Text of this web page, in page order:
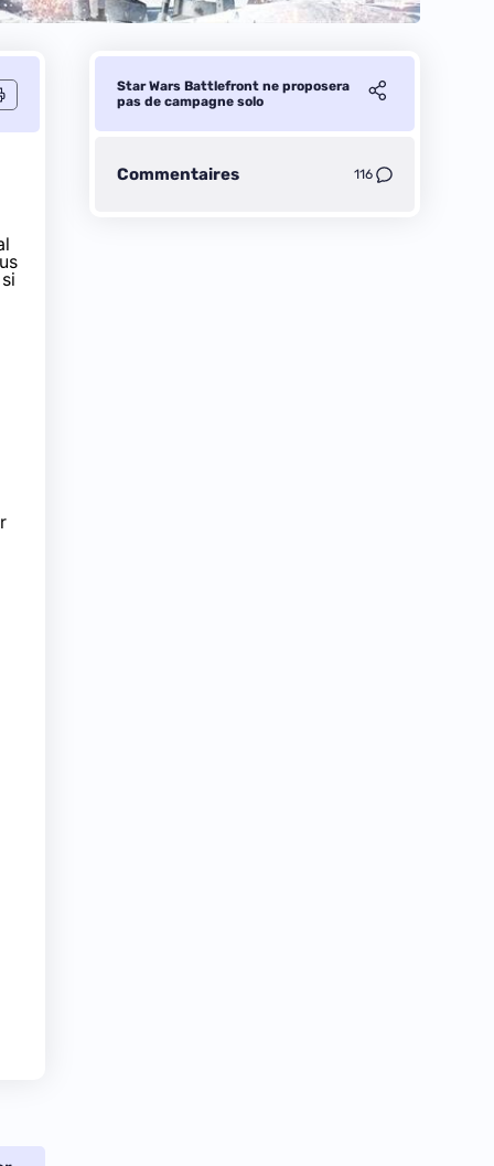
Star Wars Battlefront ne proposera
pas de campagne solo
Commentaires 116